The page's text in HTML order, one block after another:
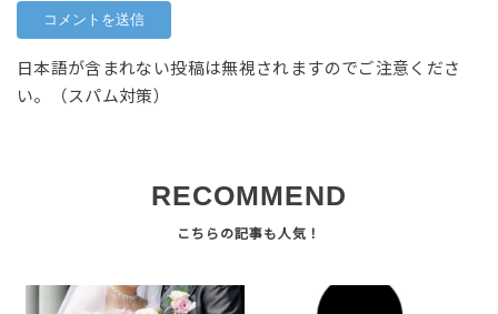
日本語が含まれない投稿は無視されますのでご注意くださ
い。（スパム対策）
RECOMMEND